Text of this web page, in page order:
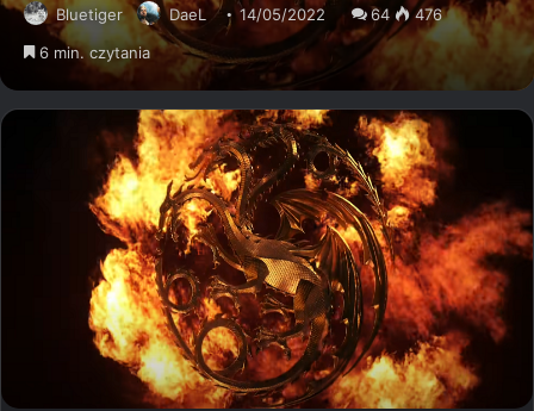
Bluetiger DaeL 14/05/2022 64
476
6 min. czytania